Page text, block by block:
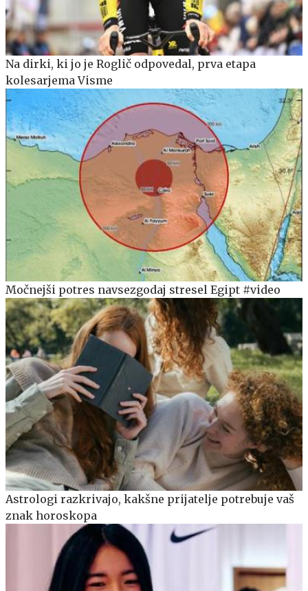
Na dirki, ki jo je Roglič odpovedal, prva etapa
kolesarjema Visme
Močnejši potres navsezgodaj stresel Egipt #video
Astrologi razkrivajo, kakšne prijatelje potrebuje vaš
znak horoskopa